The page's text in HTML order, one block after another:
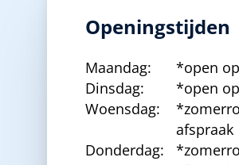
Openingstijden
Maandag:
*open
Dinsdag:
*open
Woensdag:
afspraak
Donderdag: